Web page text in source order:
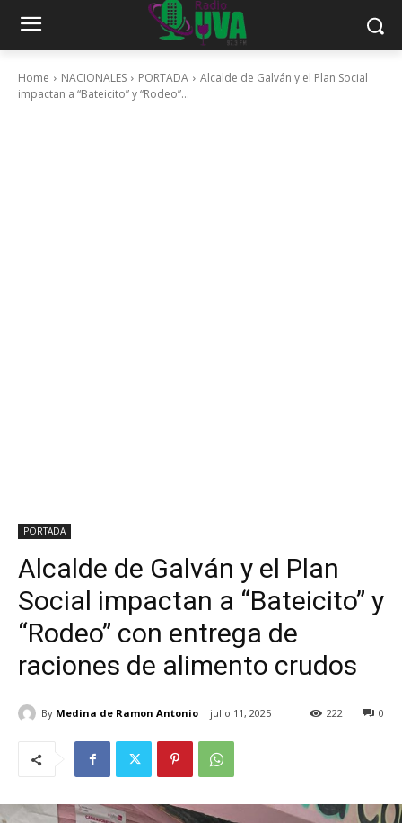
Home NACIONALES PORTADA
Alcalde de Galván y el Plan Social
impactan a “Bateicito” y “Rodeo”...
PORTADA
Alcalde de Galván y el Plan
Social impactan a “Bateicito” y
“Rodeo” con entrega de
raciones de alimento crudos
By Medina de Ramon Antonio julio 11, 2025 0
222